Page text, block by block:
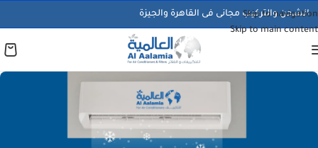
Skip to navigation
Skip to main content
الشحن والتركيب مجانى فى القاهرة والجيزة